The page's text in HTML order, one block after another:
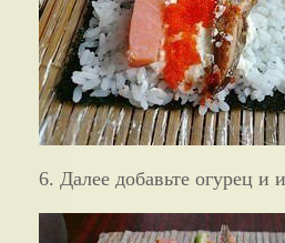
6. Далее добавьте огурец и